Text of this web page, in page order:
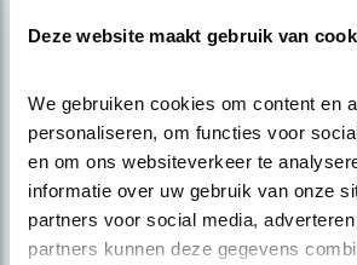
Deze website maakt gebruik van
We gebruiken cookies om content en
personaliseren, om functies voor
en om ons websiteverkeer te
informatie over uw gebruik van onze
partners voor social media,
partners kunnen deze gegevens